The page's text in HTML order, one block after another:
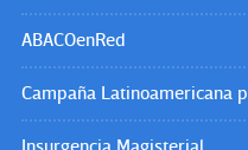
ABACOenRed
Campaña Latinoamericana